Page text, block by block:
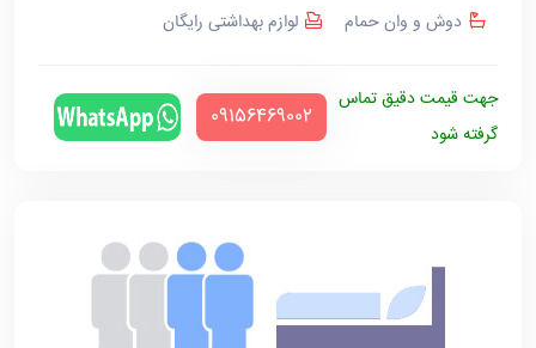
دوش و وان حمام
لوازم بهداشتی رایگان
جهت قیمت دقیق تماس
گرفته شود
‪09156469002‬